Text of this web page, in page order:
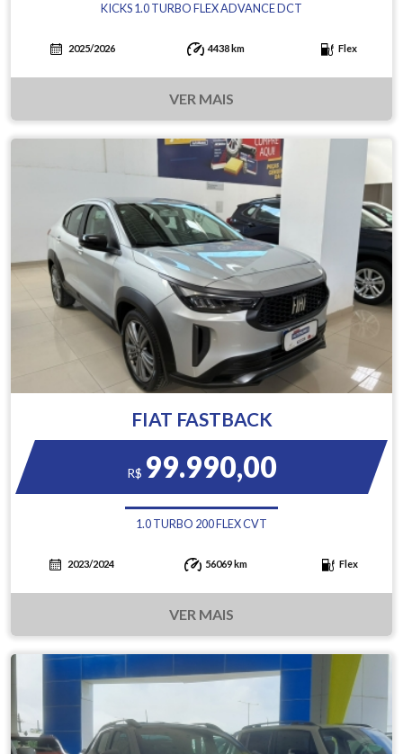
KICKS 1.0 TURBO FLEX ADVANCE DCT
2025/2026 4438 km Flex
VER MAIS
FIAT FASTBACK
R$ 99.990,00
1.0 TURBO 200 FLEX CVT
2023/2024 56069 km Flex
VER MAIS